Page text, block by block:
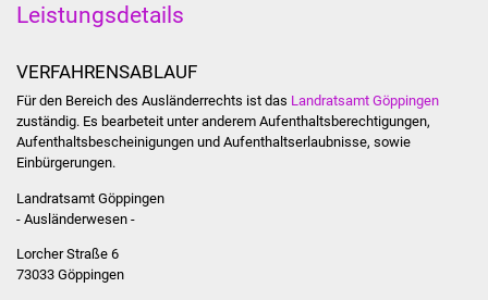
Wahlen
Leistungsdetails
VERFAHRENSABLAUF
Für den Bereich des Ausländerrechts ist das Landratsamt Göppingen
zuständig. Es bearbeteit unter anderem Aufenthaltsberechtigungen,
Aufenthaltsbescheinigungen und Aufenthaltserlaubnisse, sowie
Einbürgerungen.
Landratsamt Göppingen
- Ausländerwesen -
Lorcher Straße 6
73033 Göppingen